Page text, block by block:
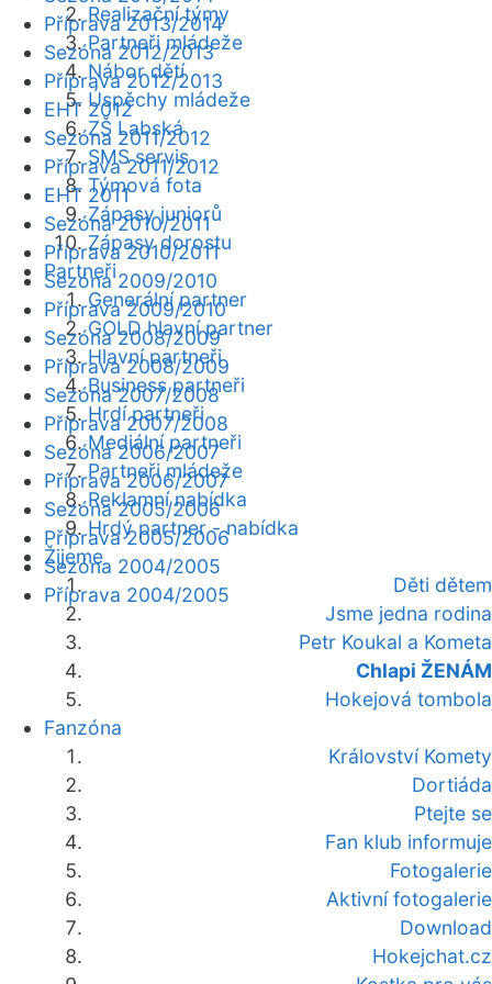
Realizační týmy
Partneři mládeže
Nábor dětí
Úspěchy mládeže
ZŠ Labská
SMS servis
Týmová fota
Zápasy juniorů
Zápasy dorostu
Partneři
Generální partner
GOLD hlavní partner
Hlavní partneři
Business partneři
Hrdí partneři
Mediální partneři
Partneři mládeže
Reklamní nabídka
Hrdý partner - nabídka
Žijeme
Děti dětem
Jsme jedna rodina
Petr Koukal a Kometa
Chlapi ŽENÁM
Hokejová tombola
Fanzóna
Království Komety
Dortiáda
Ptejte se
Fan klub informuje
Fotogalerie
Aktivní fotogalerie
Download
Hokejchat.cz
Příprava 2013/2014
Sezóna 2012/2013
Příprava 2012/2013
EHT 2012
Sezóna 2011/2012
Příprava 2011/2012
EHT 2011
Sezóna 2010/2011
Příprava 2010/2011
Sezóna 2009/2010
Příprava 2009/2010
Sezóna 2008/2009
Příprava 2008/2009
Sezóna 2007/2008
Příprava 2007/2008
Sezóna 2006/2007
Příprava 2006/2007
Sezóna 2005/2006
Příprava 2005/2006
Sezóna 2004/2005
Příprava 2004/2005